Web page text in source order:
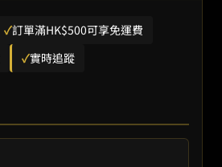
✓訂單滿HK$500可享免運費
✓實時追蹤